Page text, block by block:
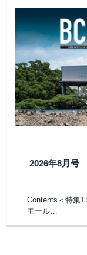
2026年8月号
Contents＜特集1
モール…